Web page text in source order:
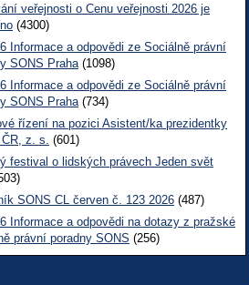
veřejnosti o Cenu veřejnosti 2026 je
(4300)
Informace a odpovědi ze Sociálně právní
SONS Praha (1098)
Informace a odpovědi ze Sociálně právní
SONS Praha (734)
řízení na pozici Asistent/ka prezidentky
z. s.
(601)
festival o lidských právech Jeden svět
SONS CL červen č. 123 2026 (487)
Informace a odpovědi na dotazy z pražské
právní poradny SONS (256)